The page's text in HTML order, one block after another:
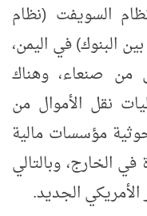
السويفت (نظام
البنوك) في اليمن،
من صنعاء، وهناك
نقل الأموال من
مؤسسات مالية
الخارج، وبالتالي
الجديد.